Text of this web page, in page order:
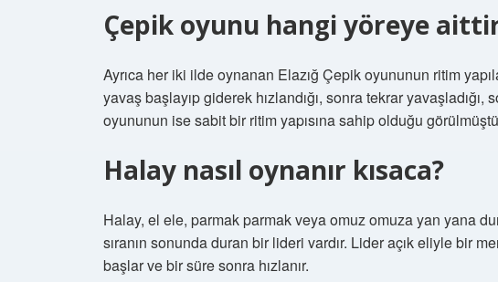
Çepik oyunu hangi yöreye
Ayrıca her iki ilde oynanan Elazığ Çepik oyununun ritim
yavaş başlayıp giderek hızlandığı, sonra tekrar yavaşladığı,
oyununun ise sabit bir ritim yapısına sahip olduğu
Halay nasıl oynanır kısaca?
Halay, el ele, parmak parmak veya omuz omuza yan yana
sıranın sonunda duran bir lideri vardır. Lider açık eliyle bir
başlar ve bir süre sonra hızlanır.